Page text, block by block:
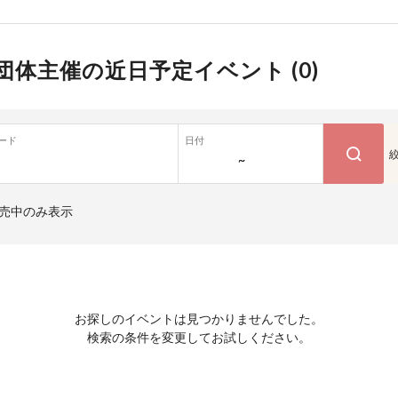
体主催の近日予定イベント (0)
ド 日付
~
中のみ表示
お探しのイベントは見つかりませんでした。
検索の条件を変更してお試しください。